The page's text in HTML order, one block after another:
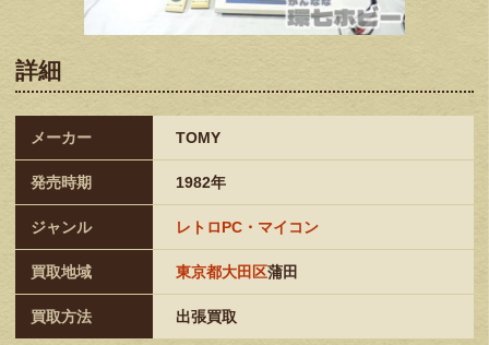
詳細
メーカー TOMY
発売時期 1982年
ジャンル レトロPC・マイコン
買取地域 東京都大田区蒲田
買取方法 出張買取